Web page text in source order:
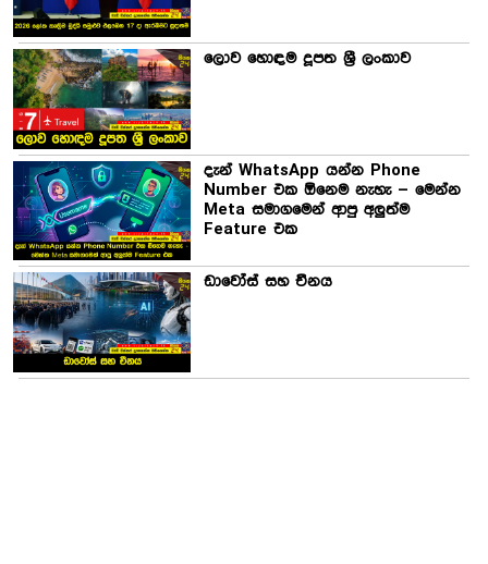
ලොව හොඳම දූපත ශ්‍රී ලංකාව
දැන් WhatsApp යන්න Phone
Number එක ඕනෙම නැහැ – මෙන්න
Meta සමාගමෙන් ආපු අලුත්ම
Feature එක
ඩාවෝස් සහ චීනය